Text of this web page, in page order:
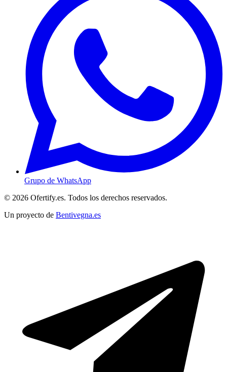
Grupo de WhatsApp
© 2026 Ofertify.es. Todos los derechos reservados.
Un proyecto de Bentivegna.es